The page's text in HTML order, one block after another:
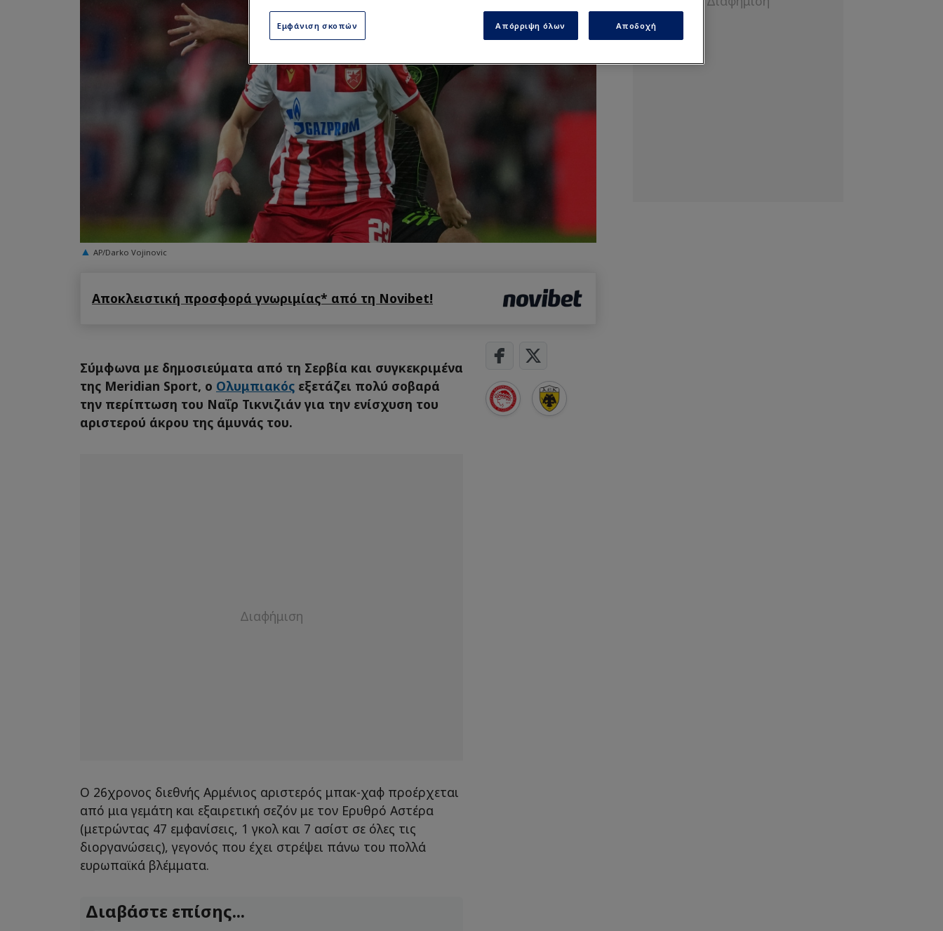
AP/Darko Vojinovic
Αποκλειστική προσφορά γνωριμίας* από τη Novibet!
Σύμφωνα με δημοσιεύματα από τη Σερβία και συγκεκριμένα
της Meridian Sport, ο Ολυμπιακός εξετάζει πολύ σοβαρά
την περίπτωση του Ναΐρ Τικνιζιάν για την ενίσχυση του
αριστερού άκρου της άμυνάς του.
Ο 26χρονος διεθνής Αρμένιος αριστερός μπακ-χαφ προέρχεται
από μια γεμάτη και εξαιρετική σεζόν με τον Ερυθρό Αστέρα
(μετρώντας 47 εμφανίσεις, 1 γκολ και 7 ασίστ σε όλες τις
διοργανώσεις), γεγονός που έχει στρέψει πάνω του πολλά
ευρωπαϊκά βλέμματα.
Διαβάστε επίσης...
Εμφάνιση σκοπών Απόρριψη όλων Αποδοχή